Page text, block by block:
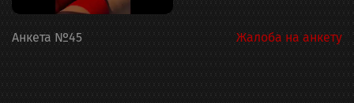
Анкета №45 Жалоба на анкету